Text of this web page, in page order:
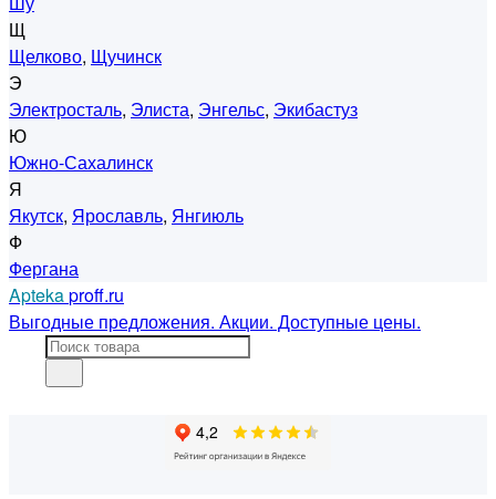
Щ
Щелково, Щучинск
Э
Электросталь, Элиста, Энгельс, Экибастуз
Ю
Южно-Сахалинск
Я
Якутск, Ярославль, Янгиюль
Ф
Фергана
Aptekaproff.ru
Выгодные предложения. Акции. Доступные цены.